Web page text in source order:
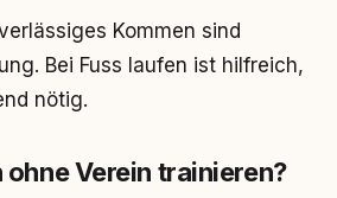
Kommen sind
Bei Fuss laufen ist hilfreich,
nötig.
ohne Verein trainieren?